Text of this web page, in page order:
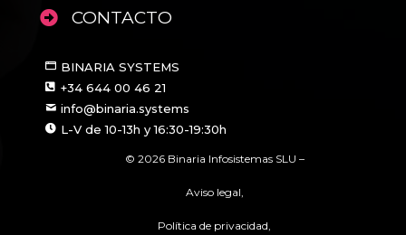
CONTACTO
BINARIA SYSTEMS
+34 644 00 46 21
info@binaria.systems
L-V de 10-13h y 16:30-19:30h
© 2026 Binaria Infosistemas SLU –
Aviso legal,
Política de privacidad,